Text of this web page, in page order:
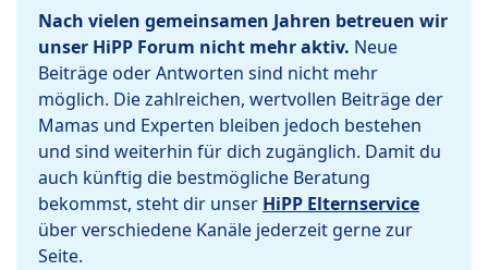
Nach vielen gemeinsamen Jahren betreuen wir
unser HiPP Forum nicht mehr aktiv. Neue
Beiträge oder Antworten sind nicht mehr
möglich. Die zahlreichen, wertvollen Beiträge der
Mamas und Experten bleiben jedoch bestehen
und sind weiterhin für dich zugänglich. Damit du
auch künftig die bestmögliche Beratung
bekommst, steht dir unser HiPP Elternservice
über verschiedene Kanäle jederzeit gerne zur
Seite.